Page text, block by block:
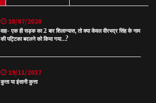
18/07/2020
वाह- एक ही सड़क का 2 बार शिलान्यास, तो क्या केवल वीरभद्र सिंह के नाम
की पट्टिका बदलने को किया गया…?
19/11/2017
कुत्ता या इंसानी कुत्ता